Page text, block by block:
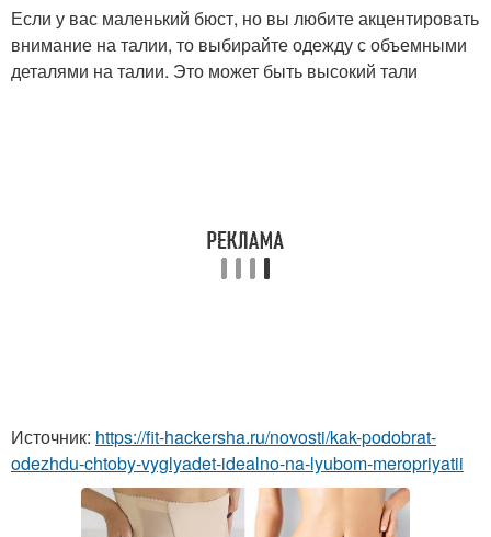
Если у вас маленький бюст, но вы любите акцентировать
внимание на талии, то выбирайте одежду с объемными
деталями на талии. Это может быть высокий тали
Источник: https://fit-hackersha.ru/novosti/kak-podobrat-
odezhdu-chtoby-vyglyadet-idealno-na-lyubom-meropriyatii